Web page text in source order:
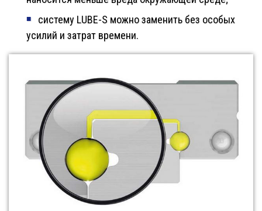
систему LUBE-S можно заменить без особых
усилий и затрат времени.